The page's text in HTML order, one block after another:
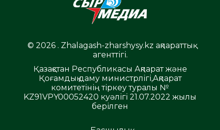
© 2026 . Zhalagash-zharshysy.kz ақпараттық
агенттігі.
Қазақстан Республикасы Ақпарат және
Қоғамдық даму министрлігі,Ақпарат
комитетінің тіркеу туралы №
KZ91VPY00052420 куәлігі 21.07.2022 жылы
берілген